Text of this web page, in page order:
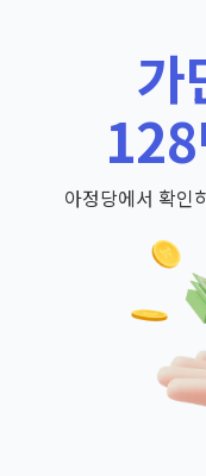
가
아정당에서 확인